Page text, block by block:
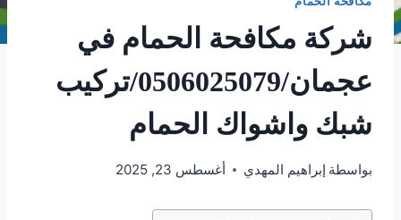
شركة مكافحة الحمام في
عجمان/0506025079/تركيب
شبك واشواك الحمام
بواسطة إبراهيم المهدي أغسطس 23, 2025